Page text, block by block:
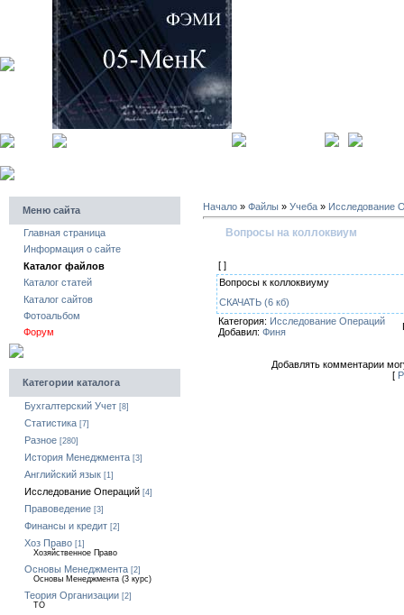
Меню сайта
Главная страница
Информация о сайте
Каталог файлов
Каталог статей
Каталог сайтов
Фотоальбом
Форум
Категории каталога
Бухгалтерский Учет [8]
Статистика [7]
Разное [280]
История Менеджмента [3]
Английский язык [1]
Исследование Операций [4]
Правоведение [3]
Финансы и кредит [2]
Хоз Право [1]
Хозяйственное Право
Основы Менеджмента [2]
Основы Менеджмента (3 курс)
Теория Организации [2]
ТО
Начало » Файлы » Учеба » Исследование
Вопросы на коллоквиум
[ ]
Вопросы к коллоквиуму
СКАЧАТЬ (6 кб)
Категория: Исследование Операций
Добавил: Финя
Добавлять комментарии
[